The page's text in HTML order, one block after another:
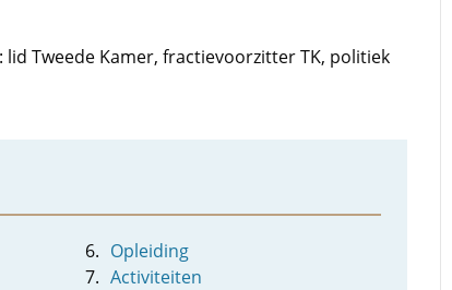
Tweede Kamer, fractievoorzitter TK, politiek
Opleiding
Activiteiten